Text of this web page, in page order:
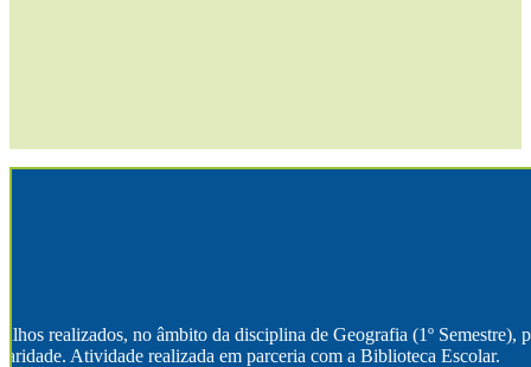
realizados, no âmbito da disciplina de Geografia (1º Semestre),
Atividade realizada em parceria com a Biblioteca Escolar.